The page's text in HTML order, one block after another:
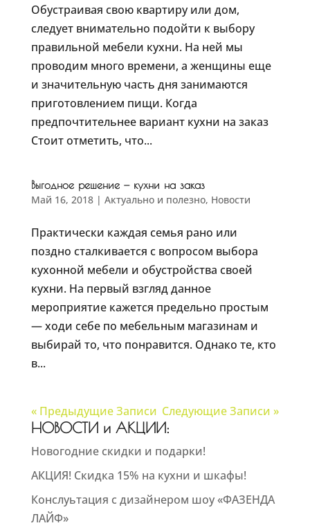
Обустраивая свою квартиру или дом,
следует внимательно подойти к выбору
правильной мебели кухни. На ней мы
проводим много времени, а женщины еще
и значительную часть дня занимаются
приготовлением пищи. Когда
предпочтительнее вариант кухни на заказ
Стоит отметить, что...
Выгодное решение — кухни на заказ
Май 16, 2018| Актуально и полезно, Новости
Практически каждая семья рано или
поздно сталкивается с вопросом выбора
кухонной мебели и обустройства своей
кухни. На первый взгляд данное
мероприятие кажется предельно простым
— ходи себе по мебельным магазинам и
выбирай то, что понравится. Однако те, кто
в...
« Предыдущие Записи Следующие Записи »
НОВОСТИ и АКЦИИ:
Новогодние скидки и подарки!
АКЦИЯ! Скидка 15% на кухни и шкафы!
Конслуьтация с дизайнером шоу «ФАЗЕНДА
ЛАЙФ»